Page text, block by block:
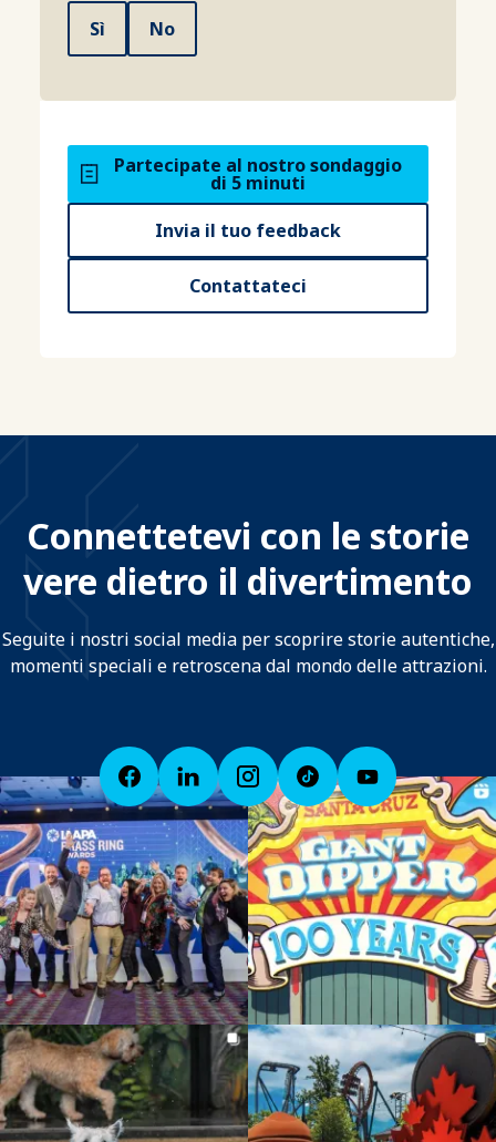
Sì No
Partecipate al nostro sondaggio
di 5 minuti
Invia il tuo feedback
Contattateci
Connettetevi con le storie
vere dietro il divertimento
Seguite i nostri social media per scoprire storie autentiche,
momenti speciali e retroscena dal mondo delle attrazioni.